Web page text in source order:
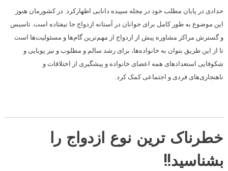
حدادی در پایان مطلب خود در مجله سپیده دانایی اظهارکرد: در کشورمان هنوز
این موضوع به طور کامل برای جوانان در آستانه ازدواج جا نیفتاده است. تاسیس
و گسترش مراکز مشاوره پیش از ازدواج از مهم‌ترین گام‌ها و مسئولیت‌ها است
تا از این طریق بتوان به خانواده‌ها، برای رشد سالم و مطلوب و نیز پویایی و
شکوفایی استعدادهای همه اعضای خانواده و پیشگیری از اختلافات و
ناهنجاری‌های فردی و اجتماعی کمک کرد.
خطرناک ترین نوع ازدواج را
بشناسید!!